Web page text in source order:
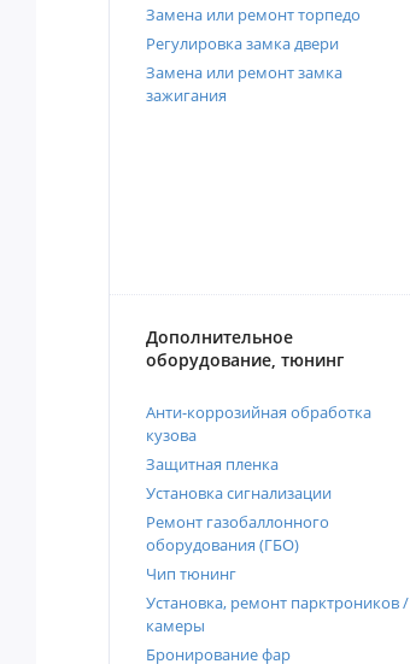
Замена или ремонт торпедо
Регулировка замка двери
Замена или ремонт замка
зажигания
Дополнительное
оборудование, тюнинг
Анти-коррозийная обработка
кузова
Защитная пленка
Установка сигнализации
Ремонт газобаллонного
оборудования (ГБО)
Чип тюнинг
Установка, ремонт парктроников /
камеры
Бронирование фар